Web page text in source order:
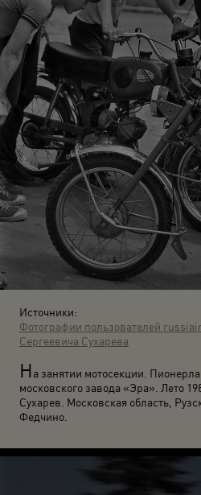
Источники:
Фотографии пользователей
Сергеевича Сухарева
На занятии мотосекции.
московского завода «Эра». Лето
Сухарев. Московская область,
Федчино.